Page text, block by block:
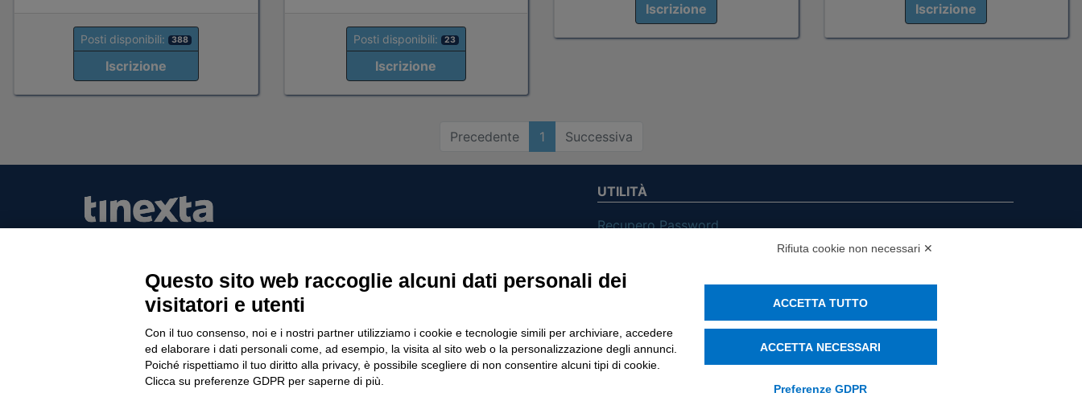
Posti disponibili: 388
Iscrizione
Posti disponibili: 23
Iscrizione
Iscrizione Iscrizione
Precedente 1 Successiva
Tinexta Visura SpA
Piazzale Flaminio 1/b, 00196 Roma, Italia Società con Socio
Società soggetta alla direzione e coordinamento di Tinexta SpA
P.IVA 05338771008 REA n. 877679
UTILITÀ
Recupero Password
POLICIES AND TERMS
Rifiuta cookie non necessari ✕
Questo sito web raccoglie alcuni dati personali dei
visitatori e utenti
Con il tuo consenso, noi e i nostri partner utilizziamo i cookie e tecnologie simili per archiviare, accedere
ed elaborare i dati personali come, ad esempio, la visita al sito web o la personalizzazione degli annunci.
Poiché rispettiamo il tuo diritto alla privacy, è possibile scegliere di non consentire alcuni tipi di cookie.
Clicca su preferenze GDPR per saperne di più.
ACCETTA TUTTO
ACCETTA NECESSARI
Preferenze GDPR